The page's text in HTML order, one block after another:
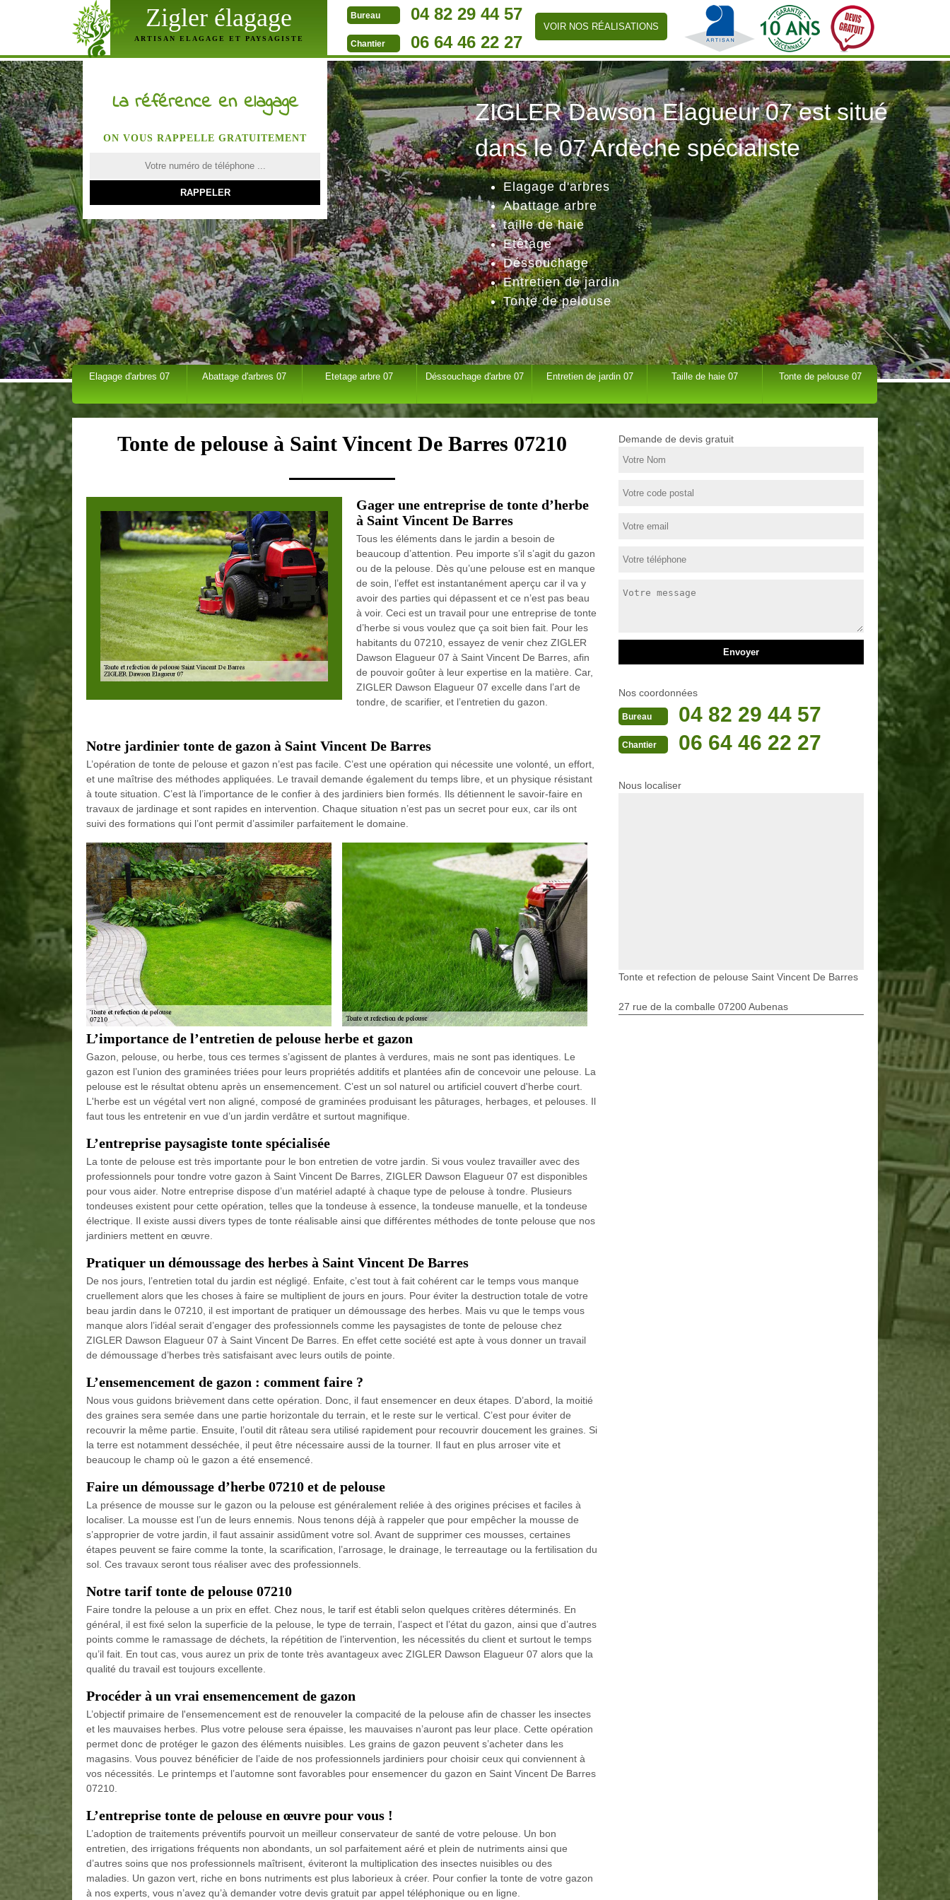
Zigler élagage
ARTISAN ELAGAGE ET PAYSAGISTE
Bureau 04 82 29 44 57
Chantier 06 64 46 22 27
VOIR NOS RÉALISATIONS
ZIGLER Dawson Elagueur 07 est situé
dans le 07 Ardèche spécialiste
Elagage d'arbres
Abattage arbre
taille de haie
Etêtage
Déssouchage
Entretien de jardin
Tonte de pelouse
La référence en elagage
ON VOUS RAPPELLE GRATUITEMENT
Elagage d'arbres 07 Abattage d'arbres 07 Etetage arbre 07 Déssouchage d'arbre 07 Entretien de jardin 07 Taille de haie 07 Tonte de pelouse 07
Tonte de pelouse à Saint Vincent De Barres 07210
Gager une entreprise de tonte d’herbe
à Saint Vincent De Barres
Tous les éléments dans le jardin a besoin de
beaucoup d’attention. Peu importe s’il s’agit du gazon
ou de la pelouse. Dès qu’une pelouse est en manque
de soin, l’effet est instantanément aperçu car il va y
avoir des parties qui dépassent et ce n’est pas beau
à voir. Ceci est un travail pour une entreprise de tonte
d’herbe si vous voulez que ça soit bien fait. Pour les
habitants du 07210, essayez de venir chez ZIGLER
Dawson Elagueur 07 à Saint Vincent De Barres, afin
de pouvoir goûter à leur expertise en la matière. Car,
ZIGLER Dawson Elagueur 07 excelle dans l’art de
tondre, de scarifier, et l’entretien du gazon.
Notre jardinier tonte de gazon à Saint Vincent De Barres
L’opération de tonte de pelouse et gazon n’est pas facile. C’est une opération qui nécessite une volonté, un effort,
et une maîtrise des méthodes appliquées. Le travail demande également du temps libre, et un physique résistant
à toute situation. C’est là l’importance de le confier à des jardiniers bien formés. Ils détiennent le savoir-faire en
travaux de jardinage et sont rapides en intervention. Chaque situation n’est pas un secret pour eux, car ils ont
suivi des formations qui l’ont permit d’assimiler parfaitement le domaine.
L’importance de l’entretien de pelouse herbe et gazon
Gazon, pelouse, ou herbe, tous ces termes s’agissent de plantes à verdures, mais ne sont pas identiques. Le
gazon est l’union des graminées triées pour leurs propriétés additifs et plantées afin de concevoir une pelouse. La
pelouse est le résultat obtenu après un ensemencement. C’est un sol naturel ou artificiel couvert d'herbe court.
L'herbe est un végétal vert non aligné, composé de graminées produisant les pâturages, herbages, et pelouses. Il
faut tous les entretenir en vue d’un jardin verdâtre et surtout magnifique.
L’entreprise paysagiste tonte spécialisée
La tonte de pelouse est très importante pour le bon entretien de votre jardin. Si vous voulez travailler avec des
professionnels pour tondre votre gazon à Saint Vincent De Barres, ZIGLER Dawson Elagueur 07 est disponibles
pour vous aider. Notre entreprise dispose d’un matériel adapté à chaque type de pelouse à tondre. Plusieurs
tondeuses existent pour cette opération, telles que la tondeuse à essence, la tondeuse manuelle, et la tondeuse
électrique. Il existe aussi divers types de tonte réalisable ainsi que différentes méthodes de tonte pelouse que nos
jardiniers mettent en œuvre.
Pratiquer un démoussage des herbes à Saint Vincent De Barres
De nos jours, l’entretien total du jardin est négligé. Enfaite, c’est tout à fait cohérent car le temps vous manque
cruellement alors que les choses à faire se multiplient de jours en jours. Pour éviter la destruction totale de votre
beau jardin dans le 07210, il est important de pratiquer un démoussage des herbes. Mais vu que le temps vous
manque alors l’idéal serait d’engager des professionnels comme les paysagistes de tonte de pelouse chez
ZIGLER Dawson Elagueur 07 à Saint Vincent De Barres. En effet cette société est apte à vous donner un travail
de démoussage d’herbes très satisfaisant avec leurs outils de pointe.
L’ensemencement de gazon : comment faire ?
Nous vous guidons brièvement dans cette opération. Donc, il faut ensemencer en deux étapes. D’abord, la moitié
des graines sera semée dans une partie horizontale du terrain, et le reste sur le vertical. C’est pour éviter de
recouvrir la même partie. Ensuite, l’outil dit râteau sera utilisé rapidement pour recouvrir doucement les graines. Si
la terre est notamment desséchée, il peut être nécessaire aussi de la tourner. Il faut en plus arroser vite et
beaucoup le champ où le gazon a été ensemencé.
Faire un démoussage d’herbe 07210 et de pelouse
La présence de mousse sur le gazon ou la pelouse est généralement reliée à des origines précises et faciles à
localiser. La mousse est l’un de leurs ennemis. Nous tenons déjà à rappeler que pour empêcher la mousse de
s’approprier de votre jardin, il faut assainir assidûment votre sol. Avant de supprimer ces mousses, certaines
étapes peuvent se faire comme la tonte, la scarification, l’arrosage, le drainage, le terreautage ou la fertilisation du
sol. Ces travaux seront tous réaliser avec des professionnels.
Notre tarif tonte de pelouse 07210
Faire tondre la pelouse a un prix en effet. Chez nous, le tarif est établi selon quelques critères déterminés. En
général, il est fixé selon la superficie de la pelouse, le type de terrain, l’aspect et l’état du gazon, ainsi que d’autres
points comme le ramassage de déchets, la répétition de l’intervention, les nécessités du client et surtout le temps
qu’il fait. En tout cas, vous aurez un prix de tonte très avantageux avec ZIGLER Dawson Elagueur 07 alors que la
qualité du travail est toujours excellente.
Procéder à un vrai ensemencement de gazon
L’objectif primaire de l'ensemencement est de renouveler la compacité de la pelouse afin de chasser les insectes
et les mauvaises herbes. Plus votre pelouse sera épaisse, les mauvaises n’auront pas leur place. Cette opération
permet donc de protéger le gazon des éléments nuisibles. Les grains de gazon peuvent s’acheter dans les
magasins. Vous pouvez bénéficier de l’aide de nos professionnels jardiniers pour choisir ceux qui conviennent à
vos nécessités. Le printemps et l’automne sont favorables pour ensemencer du gazon en Saint Vincent De Barres
07210.
L’entreprise tonte de pelouse en œuvre pour vous !
L’adoption de traitements préventifs pourvoit un meilleur conservateur de santé de votre pelouse. Un bon
entretien, des irrigations fréquents non abondants, un sol parfaitement aéré et plein de nutriments ainsi que
d’autres soins que nos professionnels maîtrisent, éviteront la multiplication des insectes nuisibles ou des
maladies. Un gazon vert, riche en bons nutriments est plus laborieux à créer. Pour confier la tonte de votre gazon
à nos experts, vous n’avez qu’à demander votre devis gratuit par appel téléphonique ou en ligne.
Demande de devis gratuit
Nos coordonnées
Bureau 04 82 29 44 57
Chantier 06 64 46 22 27
Nous localiser
Tonte et refection de pelouse Saint Vincent De Barres
27 rue de la comballe 07200 Aubenas